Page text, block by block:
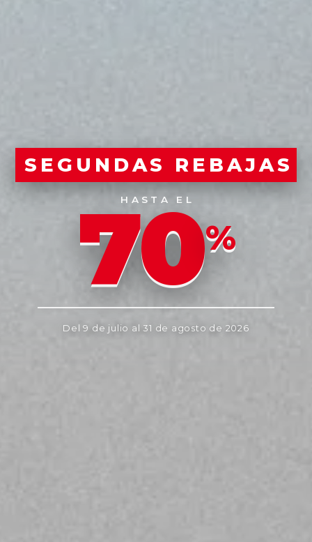
SEGUNDAS REBAJAS
HASTA EL
70%
Del 9 de julio al 31 de agosto de 2026